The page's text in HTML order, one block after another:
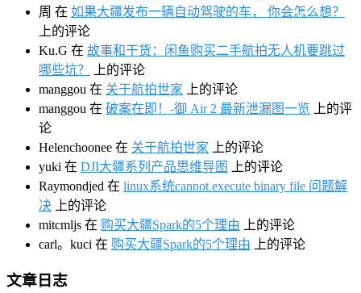
周 在 如果大疆发布一辆自动驾驶的车， 你会怎么想？
上的评论
Ku.G 在 故事和干货：闲鱼购买二手航拍无人机要跳过
哪些坑？
上的评论
manggou 在 关于航拍世家 上的评论
manggou 在 破案在即！-御 Air 2 最新泄漏图一览 上的评
论
Helenchoonee 在 关于航拍世家 上的评论
yuki 在 DJI大疆系列产品思维导图
上的评论
Raymondjed 在 linux系统cannot execute binary file 问题解
决 上的评论
mitcmljs 在 购买大疆Spark的5个理由 上的评论
carl。kuci 在 购买大疆Spark的5个理由 上的评论
文章日志